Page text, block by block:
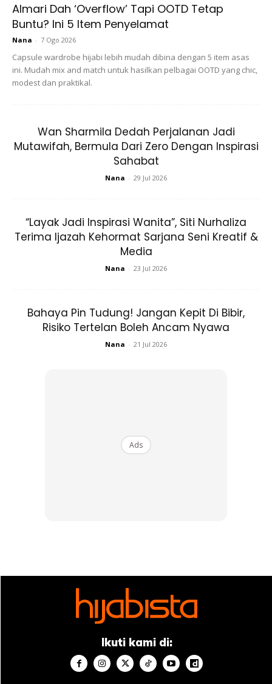
Lahir pada 23 Mac 1986, Lisa yang
merupakan satu-satunya anak perempuan
dalam adik beradiknya ini memang
mempunyai kecantikan semulajadi yang
asli.
Almari Dah ‘Overflow’ Tapi OOTD Tetap
Buntu? Ini 5 Item Penyelamat
Nana - 7 Ogo 2026
Capsule wardrobe hijabi lebih mudah dibina dengan 5 item asas
ini. Mudah mix and match untuk hasilkan pelbagai OOTD yang chic,
modest dan praktikal.
Wan Sharmila Dedah Perjalanan Jadi
Mutawifah, Bermula Dari Zero Dengan Inspirasi
Sahabat
Nana - 29 Jul 2026
“Layak Jadi Inspirasi Wanita”, Siti Nurhaliza
Terima Ijazah Kehormat Sarjana Seni Kreatif &
Media
Nana - 23 Jul 2026
Bahaya Pin Tudung! Jangan Kepit Di Bibir,
Risiko Tertelan Boleh Ancam Nyawa
Nana - 21 Jul 2026
Ads
Ikuti kami di: